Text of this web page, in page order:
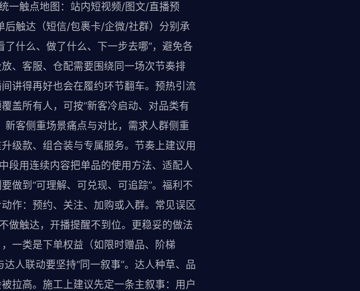
一触点地图：站内短视频/图文/直播预
后触达（短信/包裹卡/企微/社群）分别承
什么、做了什么、下一步去哪”，避免各
、客服、仓配需要围绕同一场次节奏排
讲得再好也会在履约环节翻车。预热引流
盖所有人，可按“新客冷启动、对品类有
客侧重场景痛点与对比，需求人群侧重
级款、组合装与专属服务。节奏上建议用
段用连续内容把单品的使用方法、适配人
做到“可理解、可兑现、可追踪”。福利不
作：预约、关注、加购或入群。常见误区
做触达，开播提醒不到位。更稳妥的做法
一类是下单权益（如限时赠品、阶梯
人联动要坚持“同一叙事”。达人种草、品
拉高。施工上建议先定一条主叙事：用户